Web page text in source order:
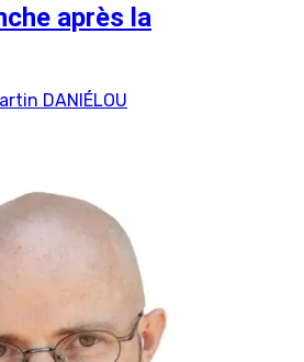
après la
DANIÉLOU